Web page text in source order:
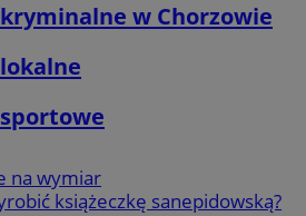
w Chorzowie
na wymiar
książeczkę sanepidowską?